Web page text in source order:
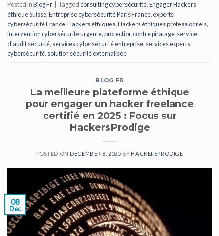
Posted inBlog Fr Taggedconsulting cybersécurité,Engager Hackers
éthique Suisse,Entreprise cybersécurité Paris France,experts
cybersécurité France,Hackers éthiques,Hackers éthiques professionnels,
intervention cybersécurité urgente,protection contre piratage, service
d’audit sécurité, services cybersécurité entreprise, services experts
cybersécurité, solution sécurité externalisée
BLOG FR
La meilleure plateforme éthique
pour engager un hacker freelance
certifié en 2025 : Focus sur
HackersProdige
POSTED ON DECEMBER 8, 2025 BY HACKERSPRODIGE
08
Dec